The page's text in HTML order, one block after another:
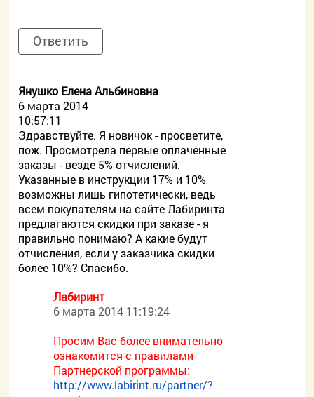
Ответить
Янушко Елена Альбиновна
6 марта 2014
10:57:11
Здравствуйте. Я новичок - просветите,
пож. Просмотрела первые оплаченные
заказы - везде 5% отчислений.
Указанные в инструкции 17% и 10%
возможны лишь гипотетически, ведь
всем покупателям на сайте Лабиринта
предлагаются скидки при заказе - я
правильно понимаю? А какие будут
отчисления, если у заказчика скидки
более 10%? Спасибо.
Лабиринт
6 марта 2014 11:19:24
Просим Вас более внимательно
ознакомится с правилами
Партнерской программы:
http://www.labirint.ru/partner/?